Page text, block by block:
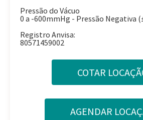
Pressão do Vácuo
0 a -600mmHg - Pressão Negativa
Registro Anvisa:
80571459002